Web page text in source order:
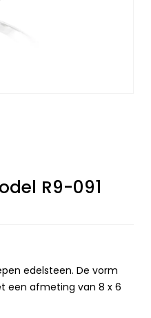
R9-091
edelsteen. De vorm
een afmeting van 8 x 6